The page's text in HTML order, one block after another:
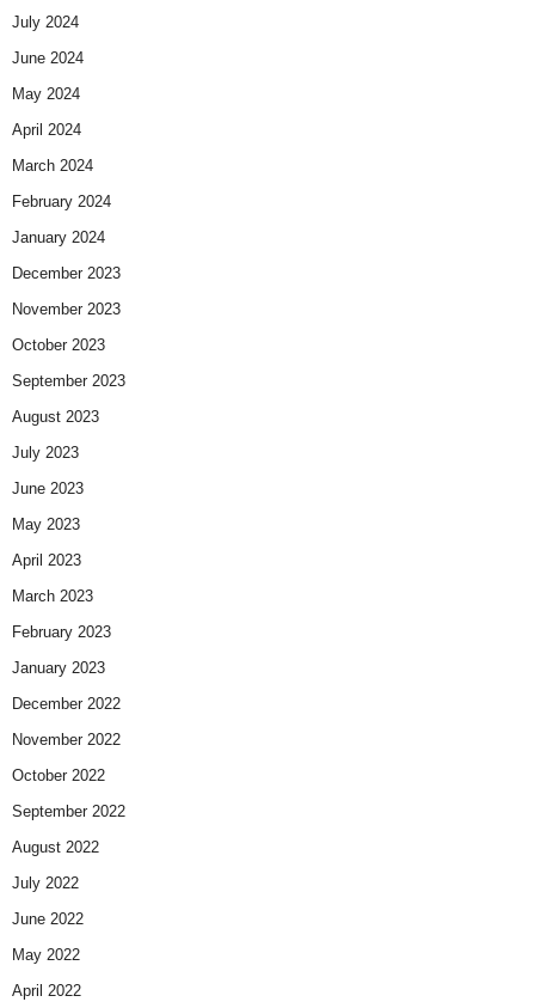
July 2024
June 2024
May 2024
April 2024
March 2024
February 2024
January 2024
December 2023
November 2023
October 2023
September 2023
August 2023
July 2023
June 2023
May 2023
April 2023
March 2023
February 2023
January 2023
December 2022
November 2022
October 2022
September 2022
August 2022
July 2022
June 2022
May 2022
April 2022